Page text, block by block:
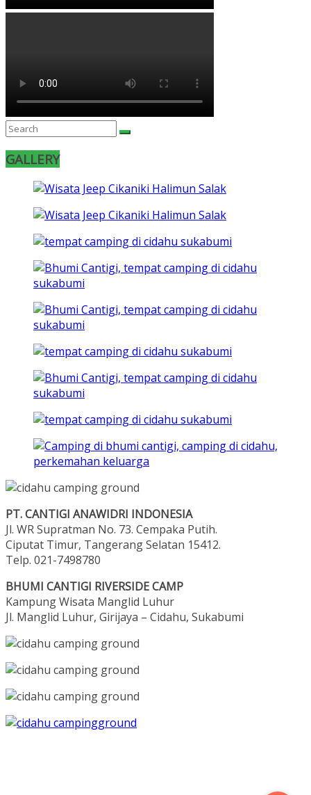
GALLERY
PT. CANTIGI ANAWIDRI INDONESIA
Jl. WR Supratman No. 73. Cempaka Putih.
Ciputat Timur, Tangerang Selatan 15412.
Telp. 021-7498780
BHUMI CANTIGI RIVERSIDE CAMP
Kampung Wisata Manglid Luhur
Jl. Manglid Luhur, Girijaya – Cidahu, Sukabumi